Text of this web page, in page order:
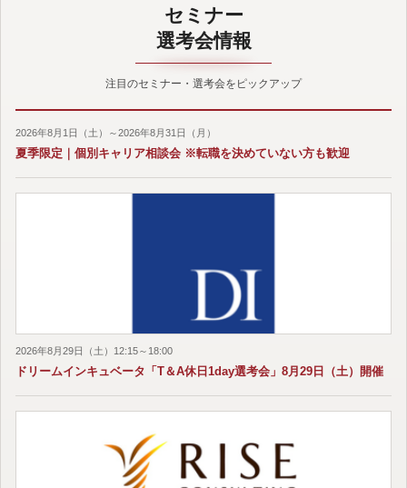
セミナー
選考会情報
注目のセミナー・選考会をピックアップ
2026年8月1日（土）～2026年8月31日（月）
夏季限定｜個別キャリア相談会 ※転職を決めていない方も歓迎
2026年8月29日（土）12:15～18:00
ドリームインキュベータ「T＆A休日1day選考会」8月29日（土）開催